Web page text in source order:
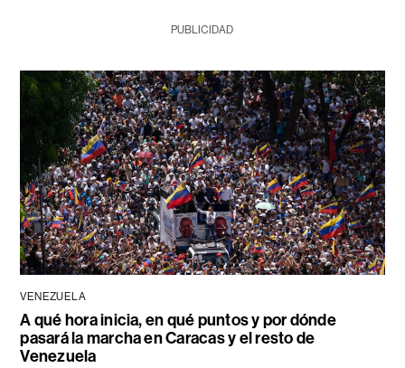
PUBLICIDAD
VENEZUELA
A qué hora inicia, en qué puntos y por dónde
pasará la marcha en Caracas y el resto de
Venezuela